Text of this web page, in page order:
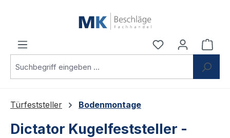
Du hast 0
Türfeststeller Bodenmontage
Dictator Kugelfeststeller -